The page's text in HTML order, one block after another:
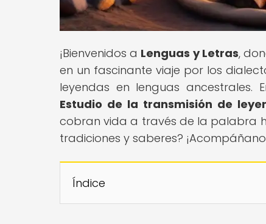
¡Bienvenidos a Lenguas y Letras,
en un fascinante viaje por los
leyendas en lenguas ancestrales.
Estudio de la transmisión de
cobran vida a través de la palabra
tradiciones y saberes?
Índice